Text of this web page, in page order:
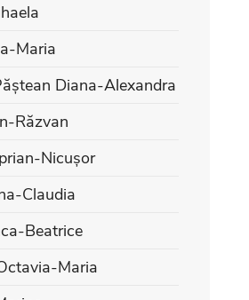
Maria
Diana-Alexandra
Răzvan
Nicușor
Claudia
Beatrice
Maria